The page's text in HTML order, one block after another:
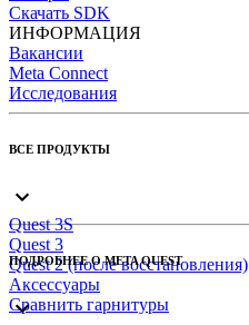
Скачать SDK
ИНФОРМАЦИЯ
Вакансии
Meta Connect
Исследования
ВСЕ ПРОДУКТЫ
Quest 3S
Quest 3
Quest 2 (после восстановления)
Аксессуары
Сравнить гарнитуры
ПОДРОБНЕЕ О META QUEST